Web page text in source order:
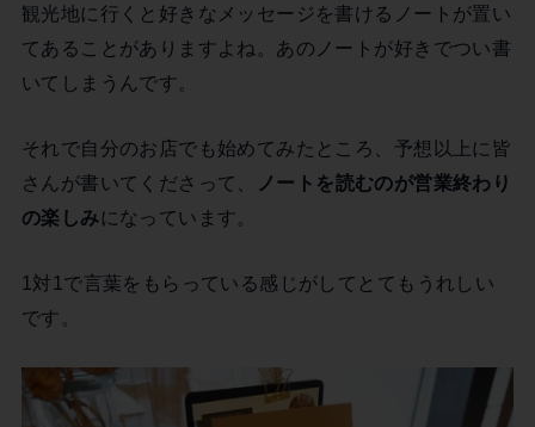
観光地に行くと好きなメッセージを書けるノートが置い
てあることがありますよね。あのノートが好きでつい書
いてしまうんです。
それで自分のお店でも始めてみたところ、予想以上に皆
さんが書いてくださって、
ノートを読むのが営業終わり
の楽しみになっています。
1対1で言葉をもらっている感じがしてとてもうれしい
です。